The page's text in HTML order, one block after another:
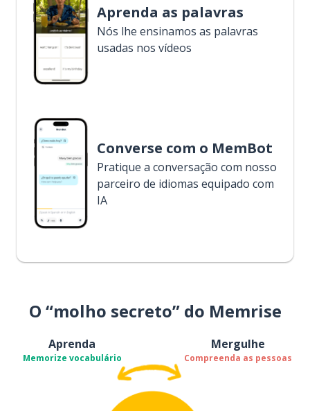
Aprenda as palavras
Nós lhe ensinamos as palavras
usadas nos vídeos
Converse com o MemBot
Pratique a conversação com nosso
parceiro de idiomas equipado com
IA
O “molho secreto” do Memrise
Aprenda
Memorize vocabulário
Mergulhe
Compreenda as pessoas